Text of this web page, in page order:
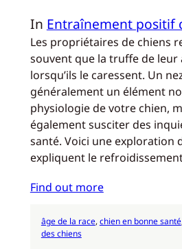
In Entraînement positif
Les propriétaires de chiens
souvent que la truffe de
lorsqu’ils le caressent. Un
généralement un élément
physiologie de votre chien,
également susciter des
santé. Voici une exploration
expliquent le
Find out more
âge de la race, chien en bonne santé,
des chiens